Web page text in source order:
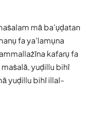
mā ba'ụḍatan
fa ya'lamụna
kafarụ fa
yuḍillu bihī
yuḍillu bihī illal-